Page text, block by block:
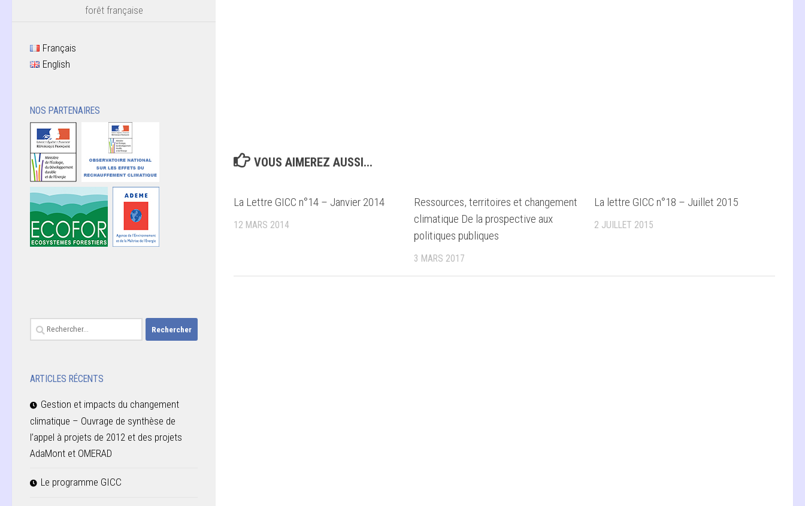
VOUS AIMEREZ AUSSI...
La Lettre GICC n°14 – Janvier 2014
12 MARS 2014
Ressources, territoires et changement
climatique De la prospective aux
politiques publiques
3 MARS 2017
La lettre GICC n°18 – Juillet 2015
2 JUILLET 2015
forêt française
Français
English
NOS PARTENAIRES
Rechercher :
ARTICLES RÉCENTS
Gestion et impacts du changement
climatique – Ouvrage de synthèse de
l’appel à projets de 2012 et des projets
AdaMont et OMERAD
Le programme GICC